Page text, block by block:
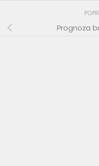
Prognoza